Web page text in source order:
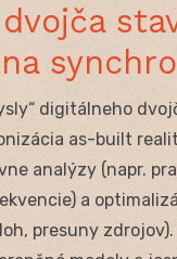
digitálneho
as-built
analýzy (napr.
a
presuny